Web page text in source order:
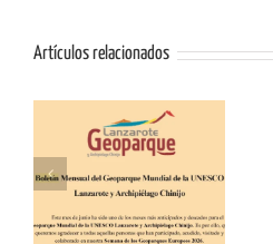
Artículos relacionados
Boletín Abril y Mayo